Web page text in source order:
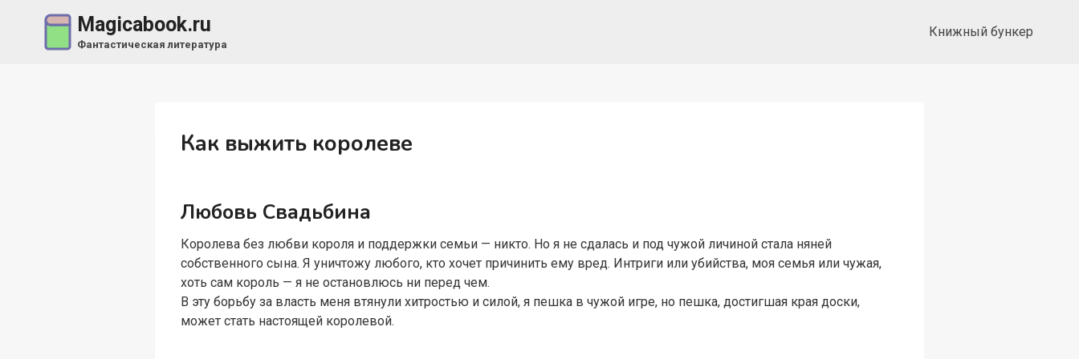
содержимому
Magicabook.ru
Фантастическая литература
Книжный бункер
Как выжить королеве
Любовь Свадьбина
Королева без любви короля и поддержки семьи — никто. Но я не сдалась и под чужой личиной стала няней
собственного сына. Я уничтожу любого, кто хочет причинить ему вред. Интриги или убийства, моя семья или чужая,
хоть сам король — я не остановлюсь ни перед чем.
В эту борьбу за власть меня втянули хитростью и силой, я пешка в чужой игре, но пешка, достигшая края доски,
может стать настоящей королевой.